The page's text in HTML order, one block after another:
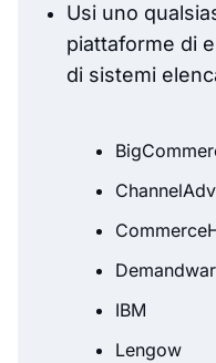
Usi uno
piattaforme di
di sistemi
IBM
Lengow